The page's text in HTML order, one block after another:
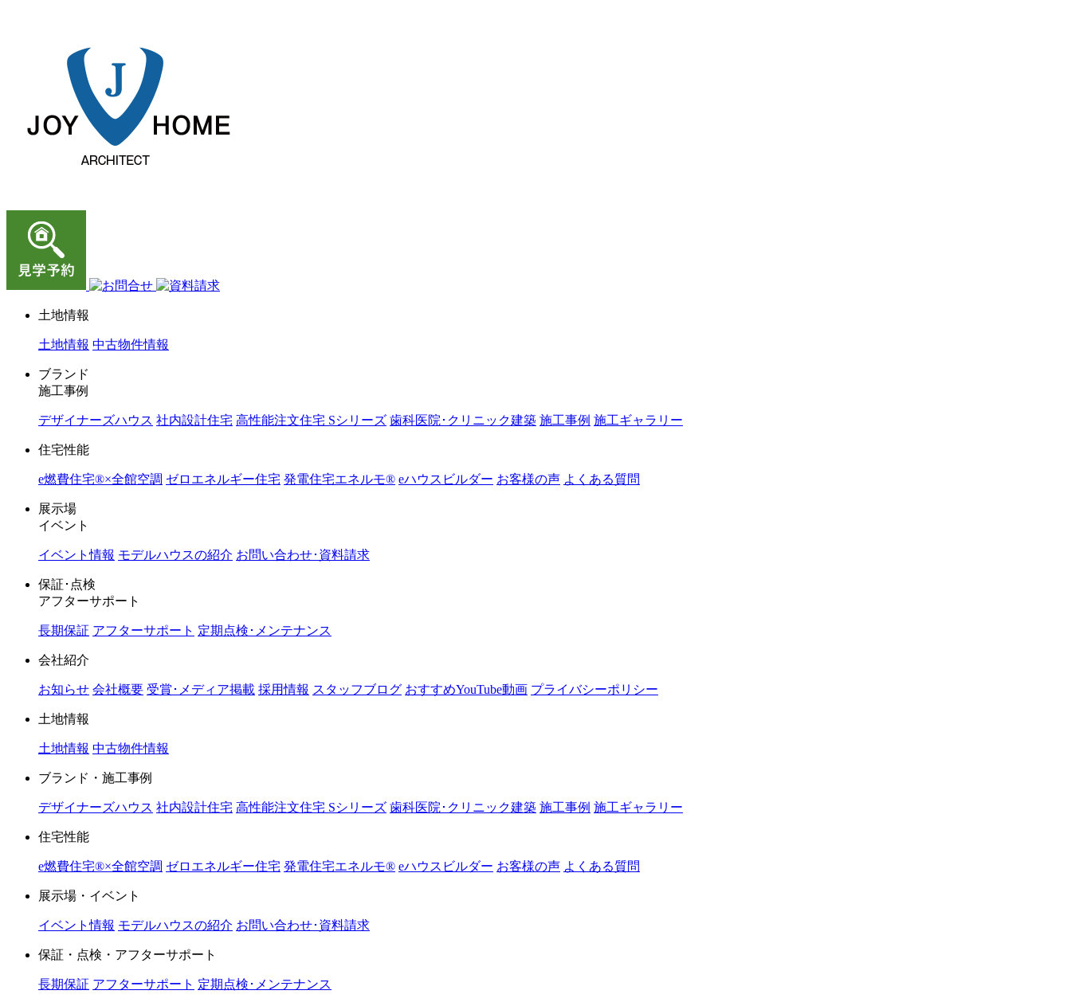
土地情報
土地情報 中古物件情報
ブランド
施工事例
デザイナーズハウス 社内設計住宅 高性能注文住宅 Sシリーズ 歯科医院･クリニック建築 施工事例 施工ギャラリー
住宅性能
e燃費住宅®︎×全館空調 ゼロエネルギー住宅 発電住宅エネルモ®︎ eハウスビルダー お客様の声 よくある質問
展示場
イベント
イベント情報 モデルハウスの紹介 お問い合わせ･資料請求
保証･点検
アフターサポート
長期保証 アフターサポート 定期点検･メンテナンス
会社紹介
お知らせ 会社概要 受賞･メディア掲載 採用情報 スタッフブログ おすすめYouTube動画 プライバシーポリシー
土地情報
土地情報 中古物件情報
ブランド・施工事例
デザイナーズハウス 社内設計住宅 高性能注文住宅 Sシリーズ 歯科医院･クリニック建築 施工事例 施工ギャラリー
住宅性能
e燃費住宅®︎×全館空調 ゼロエネルギー住宅 発電住宅エネルモ®︎ eハウスビルダー お客様の声 よくある質問
展示場・イベント
イベント情報 モデルハウスの紹介 お問い合わせ･資料請求
保証・点検・アフターサポート
長期保証 アフターサポート 定期点検･メンテナンス